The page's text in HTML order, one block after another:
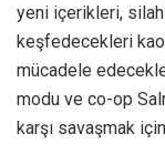
yeni içerikleri,
keşfedecekleri
mücadele
modu ve co-op
karşı savaşmak